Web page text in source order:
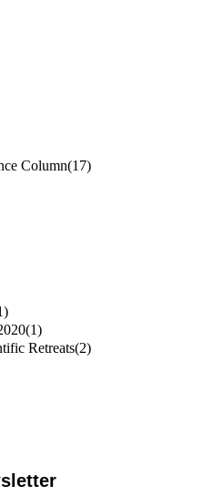
Column(17)
(1)
Retreats(2)